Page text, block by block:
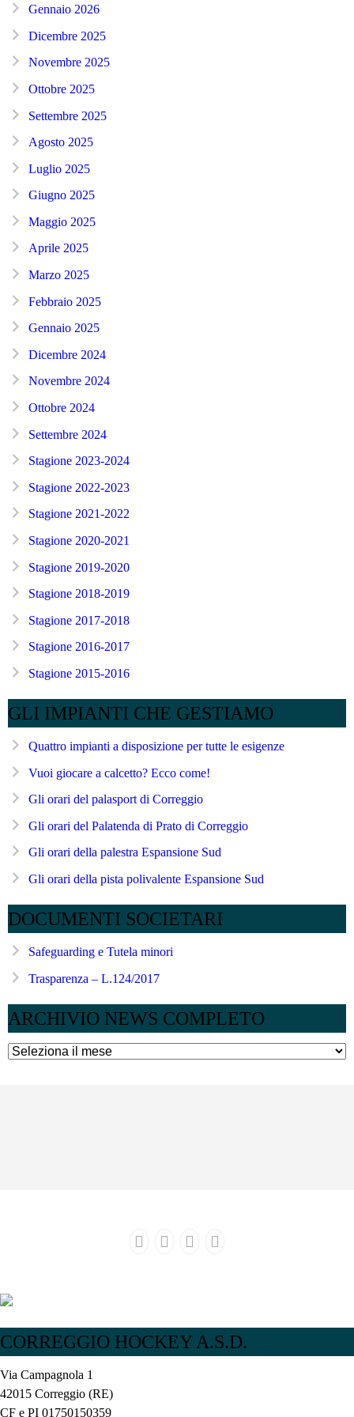
Gennaio 2026
Dicembre 2025
Novembre 2025
Ottobre 2025
Settembre 2025
Agosto 2025
Luglio 2025
Giugno 2025
Maggio 2025
Aprile 2025
Marzo 2025
Febbraio 2025
Gennaio 2025
Dicembre 2024
Novembre 2024
Ottobre 2024
Settembre 2024
Stagione 2023-2024
Stagione 2022-2023
Stagione 2021-2022
Stagione 2020-2021
Stagione 2019-2020
Stagione 2018-2019
Stagione 2017-2018
Stagione 2016-2017
Stagione 2015-2016
GLI IMPIANTI CHE GESTIAMO
Quattro impianti a disposizione per tutte le esigenze
Vuoi giocare a calcetto? Ecco come!
Gli orari del palasport di Correggio
Gli orari del Palatenda di Prato di Correggio
Gli orari della palestra Espansione Sud
Gli orari della pista polivalente Espansione Sud
DOCUMENTI SOCIETARI
Safeguarding e Tutela minori
Trasparenza – L.124/2017
ARCHIVIO NEWS COMPLETO
ARCHIVIO
CORREGGIO HOCKEY A.S.D.
Via Campagnola 1
42015 Correggio (RE)
CF e PI 01750150359